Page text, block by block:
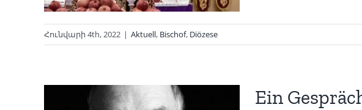
Հունվարի 4th, 2022 | Aktuell, Bischof, Diözese
Ein